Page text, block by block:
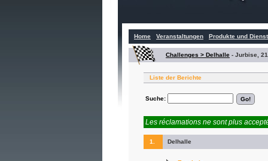
Home Veranstaltungen Produkte und
Challenges > Delhalle - Jurbise,
Liste der Berichte
Suche:
Les réclamations ne sont plus
1. Delhalle